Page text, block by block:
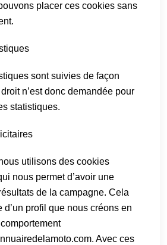
placer ces cookies sans
sont suivies de façon
n’est donc demandée pour
statistiques.
utilisons des cookies
nous permet d’avoir une
de la campagne. Cela
d’un profil que nous créons en
. Avec ces